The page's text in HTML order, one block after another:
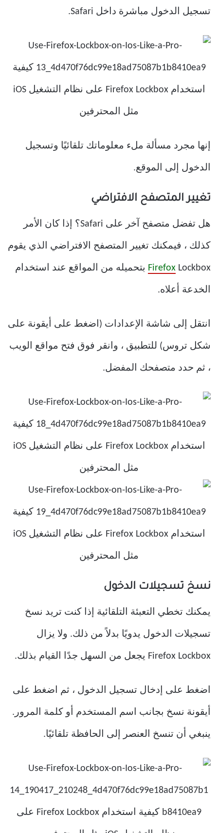
تسجيل الدخول مباشرة داخل Safari.
إنها مجرد مسألة ملء معلوماتك تلقائيًا وتسجيل
الدخول إلى الموقع.
تغيير المتصفح الافتراضي
هل تفضل متصفح آخر على Safari؟ إذا كان الأمر
كذلك ، فيمكنك تغيير المتصفح الافتراضي الذي يقوم
Firefox Lockbox بتحميله من المواقع عند استخدام
الخدعة أعلاه.
انتقل إلى شاشة الإعدادات (اضغط على أيقونة على
شكل تروس) للتطبيق ، وانقر فوق فتح مواقع الويب
، ثم حدد متصفحك المفضل.
نسخ تسجيلات الدخول
يمكنك تخطي التعبئة التلقائية إذا كنت تريد نسخ
تسجيلات الدخول يدويًا بدلاً من ذلك. ولا يزال
Firefox Lockbox يجعل من السهل جدًا القيام بذلك.
اضغط على إدخال تسجيل الدخول ، ثم اضغط على
أيقونة نسخ بجانب اسم المستخدم أو كلمة المرور.
ينبغي أن تنسخ العنصر إلى الحافظة تلقائيًا.